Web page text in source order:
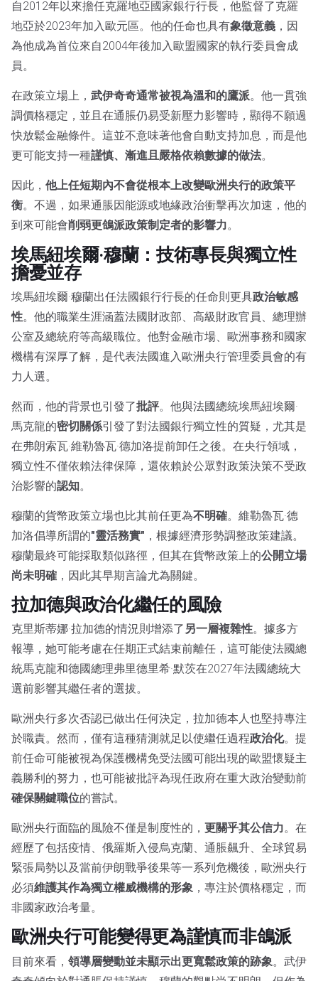
自2012年以來擔任克羅地亞國家銀行行長，他監督了克羅
地亞於2023年加入歐元區。他的任命也具有象徵意義 ，因
為他成為首位來自2004年後加入歐盟國家的執行委員會成
員。
在政策立場上， 武伊奇奇通常被視為溫和的鷹派。他一貫強
調價格穩定，並且在通脹仍易受新壓力影響時，顯得不願過
快放鬆金融條件。這並不意味著他會自動支持加息，而是他
更可能支持一種謹慎、漸進且嚴格依賴數據的做法。
因此， 他上任短期內不會從根本上改變歐洲央行的政策平
衡。不過，如果通脹因能源或地緣政治衝擊再次加速，他的
到來可能會削弱更鴿派政策制定者的影響力。
埃馬紐埃爾·穆蘭：技術專長與獨立性
擔憂並存
埃馬紐埃爾·穆蘭出任法國銀行行長的任命則更具政治敏感
性。他的職業生涯涵蓋法國財政部、高級財政官員、總理辦
公室及總統府等高級職位。他對金融市場、歐洲事務和國家
機構有深厚了解，是代表法國進入歐洲央行管理委員會的有
力人選。
然而，他的背景也引發了批評。他與法國總統埃馬紐埃爾·
馬克龍的密切關係引發了對法國銀行獨立性的質疑，尤其是
在弗朗索瓦·維勒魯瓦·德加洛提前卸任之後。在央行領域，
獨立性不僅依賴法律保障，還依賴於公眾對政策決策不受政
治影響的認知。
穆蘭的貨幣政策立場也比其前任更為不明確。維勒魯瓦·德
加洛倡導所謂的"靈活務實" ，根據經濟形勢調整政策建議。
穆蘭最終可能採取類似路徑，但其在貨幣政策上的公開立場
尚未明確 ，因此其早期言論尤為關鍵。
拉加德與政治化繼任的風險
克里斯蒂娜·拉加德的情況則增添了 另一層複雜性。據多方
報導，她可能考慮在任期正式結束前離任，這可能使法國總
統馬克龍和德國總理弗里德里希·默茨在2027年法國總統大
選前影響其繼任者的選拔。
歐洲央行多次否認已做出任何決定，拉加德本人也堅持專注
於職責。然而，僅有這種猜測就足以使繼任過程政治化。提
前任命可能被視為保護機構免受法國可能出現的歐盟懷疑主
義勝利的努力，也可能被批評為現任政府在重大政治變動前
確保關鍵職位的嘗試。
歐洲央行面臨的風險不僅是制度性的， 更關乎其公信力。在
經歷了包括疫情、俄羅斯入侵烏克蘭、通脹飆升、全球貿易
緊張局勢以及當前伊朗戰爭後果等一系列危機後，歐洲央行
必須維護其作為獨立權威機構的形象 ，專注於價格穩定，而
非國家政治考量。
歐洲央行可能變得更為謹慎而非鴿派
目前來看， 領導層變動並未顯示出更寬鬆政策的跡象。武伊